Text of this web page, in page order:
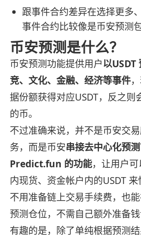
跟事件合约差异在选择更多
事件合约比较像是币安预测
币安预测是什么？
币安预测功能提供用户以USDT
竞、文化、金融、经济等事件
据份额获得对应USDT，反之则
的币。
不过准确来说，并不是币安交
务，而是币安串接去中心化预
Predict.fun 的功能，让用户
内现货、资金帐户内的USDT
不用准备链上交易手续费，也
预测仓位，不需自己额外准备钱
有趣的是，除了单纯根据预测